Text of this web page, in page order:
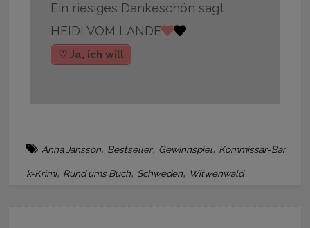
Ein riesiges Dankeschön sagt
HEIDI VOM LANDE
♡ Ja, ich will
Anna Jansson, Bestseller, Gewinnspiel, Kommissar-Bar
k-Krimi, Rund ums Buch, Schweden, Witwenwald